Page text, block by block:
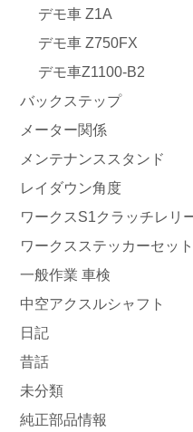
デモ車 Z1A
デモ車 Z750FX
デモ車Z1100-B2
バックステップ
メーター関係
メンテナンススタンド
レイダウン角度
ワークスS1クラッチレリ
ワークスステッカーセット
一般作業 車検
中空アクスルシャフト
日記
昔話
未分類
純正部品情報